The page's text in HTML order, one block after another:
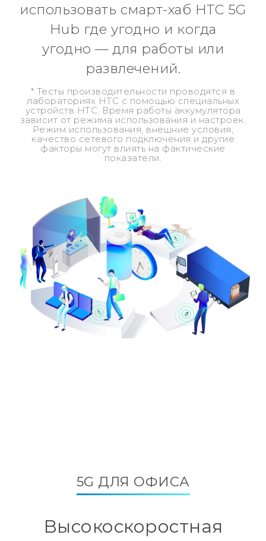
использовать смарт-хаб HTC 5G
Hub где угодно и когда
угодно — для работы или
развлечений.
* Тесты производительности проводятся в
лабораториях HTC с помощью специальных
устройств HTC. Время работы аккумулятора
зависит от режима использования и настроек.
Режим использования, внешние условия,
качество сетевого подключения и другие
факторы могут влиять на фактические
показатели.
5G ДЛЯ ОФИСА
Высокоскоростная